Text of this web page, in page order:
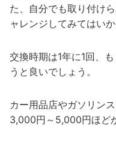
た、自分でも取り付け
ャレンジしてみてはいか
交換時期は1年に1回、
うと良いでしょう。
カー用品店やガソリン
3,000円～5,000円ほど